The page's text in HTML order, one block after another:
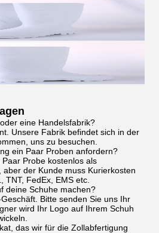
eine Handelsfabrik?
Unsere Fabrik befindet sich in der
uns zu besuchen.
ein Paar Proben anfordern?
Probe kostenlos als
der Kunde muss Kurierkosten
TNT, FedEx, EMS etc.
deine Schuhe machen?
Bitte senden Sie uns Ihr
wird Ihr Logo auf Ihrem Schuh
das wir für die Zollabfertigung